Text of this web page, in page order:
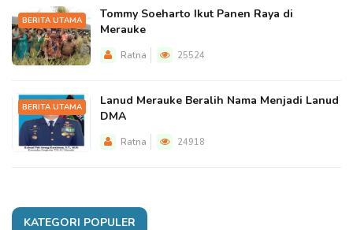
BERITA UTAMA
Tommy Soeharto Ikut Panen Raya di
Merauke
Ratna 25524
BERITA UTAMA
Lanud Merauke Beralih Nama Menjadi Lanud
DMA
Ratna 24918
KATEGORI POPULER